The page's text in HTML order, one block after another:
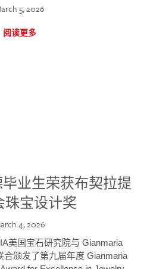
5, 2026
阅读更多
毕业生荣获布契拉提
珠宝设计奖
4, 2026
美国宝石研究院与 Gianmaria
合颁发了第九届年度 Gianmaria